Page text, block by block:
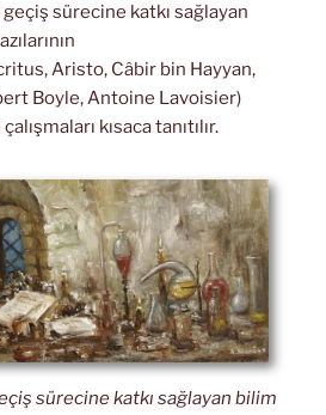
sürecine katkı sağlayan
Aristo, Câbir bin Hayyan,
Boyle, Antoine Lavoisier)
kısaca tanıtılır.
sürecine katkı sağlayan bilim